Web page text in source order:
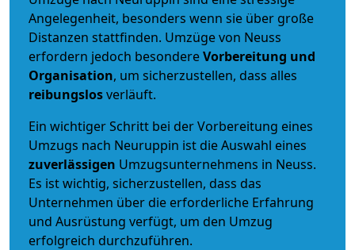
Angelegenheit, besonders wenn sie über große
Distanzen stattfinden. Umzüge von Neuss
erfordern jedoch besondereVorbereitung und
Organisation, um sicherzustellen, dass alles
reibungslosverläuft.
Ein wichtiger Schritt bei der Vorbereitung eines
Umzugs nach Neuruppin ist die Auswahl eines
zuverlässigen Umzugsunternehmens in Neuss.
Es ist wichtig, sicherzustellen, dass das
Unternehmen über die erforderliche Erfahrung
und Ausrüstung verfügt, um den Umzug
erfolgreich durchzuführen.